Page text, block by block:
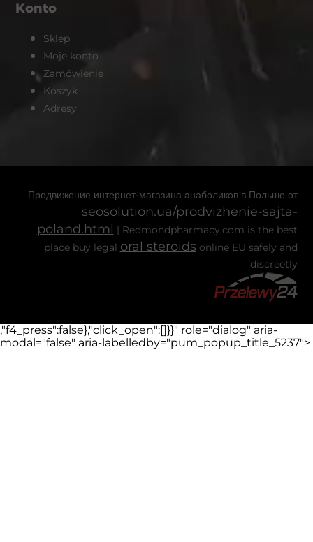
Konto
Sklep
Moje konto
Zamówienie
Koszyk
Adresy
Продвижение интернет-магазина анаболиков в Польше от
seosolution.ua/prodvizhenie-sajta-
poland.html | Redmondpharmacy.com is the best
place buy legal oral steroids online EU safely and
discreetly
,"f4_press":false},"click_open":[]}}" role="dialog" aria-
modal="false" aria-labelledby="pum_popup_title_5237">